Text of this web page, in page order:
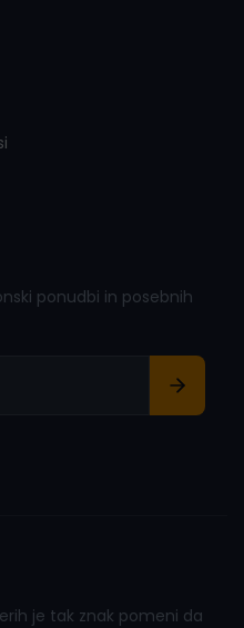
ponudbi in posebnih
je tak znak pomeni da